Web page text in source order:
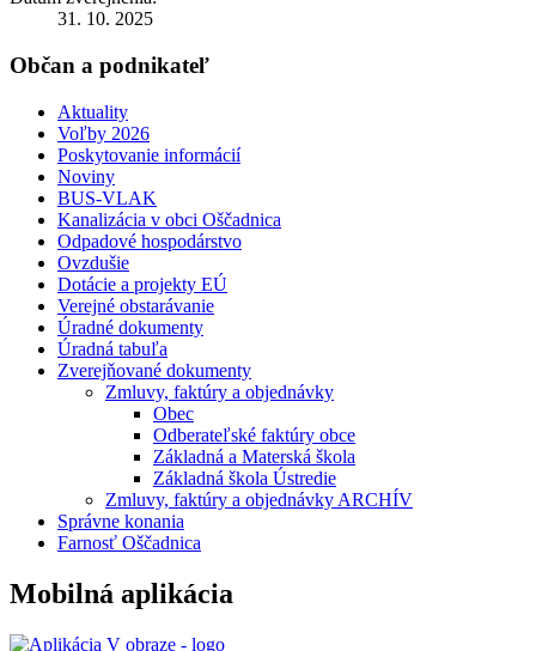
31. 10. 2025
Občan a podnikateľ
Aktuality
Voľby 2026
Poskytovanie informácií
Noviny
BUS-VLAK
Kanalizácia v obci Oščadnica
Odpadové hospodárstvo
Ovzdušie
Dotácie a projekty EÚ
Verejné obstarávanie
Úradné dokumenty
Úradná tabuľa
Zverejňované dokumenty
Zmluvy, faktúry a objednávky
Obec
Odberateľské faktúry obce
Základná a Materská škola
Základná škola Ústredie
Zmluvy, faktúry a objednávky ARCHÍV
Správne konania
Farnosť Oščadnica
Mobilná aplikácia